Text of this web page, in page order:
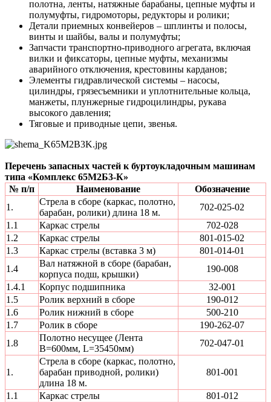
полотна, ленты, натяжные барабаны, цепные муфты и
полумуфты, гидромоторы, редукторы и ролики;
Детали приемных конвейеров – шплинты и полосы,
винты и шайбы, валы и полумуфты;
Запчасти транспортно-приводного агрегата, включая
вилки и фиксаторы, цепные муфты, механизмы
аварийного отключения, крестовины карданов;
Элементы гидравлической системы – насосы,
цилиндры, грязесъемники и уплотнительные кольца,
манжеты, плунжерные гидроцилиндры, рукава
высокого давления;
Тяговые и приводные цепи, звенья.
Перечень запасных частей к буртоукладочным машинам
типа «Комплекс 65М2Б3-К»
№ п/п
Наименование
Обозначение
1.
Стрела в сборе (каркас, полотно,
барабан, ролики) длина 18 м.
702-025-02
1.1
Каркас стрелы
702-028
1.2
Каркас стрелы
801-015-02
1.3
Каркас стрелы (вставка 3 м)
801-014-01
1.4
Вал натяжной в сборе (барабан,
корпуса подш, крышки)
190-008
1.4.1
Корпус подшипника
32-001
1.5
Ролик верхний в сборе
190-012
1.6
Ролик нижний в сборе
500-210
1.7
Ролик в сборе
190-262-07
1.8
Полотно несущее (Лента
В=600мм, L=35450мм)
702-047-01
1.
Стрела в сборе (каркас, полотно,
барабан приводной, ролики)
длина 18 м.
801-001
1.1 Каркас стрелы
801-012